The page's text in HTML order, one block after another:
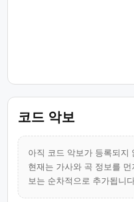
코드 악보
아직 코드 악보가 등록되지
현재는 가사와 곡 정보를
보는 순차적으로 추가됩니